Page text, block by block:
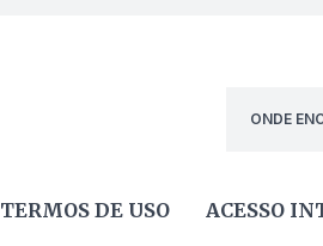
ONDE
TERMOS DE USO ACESSO